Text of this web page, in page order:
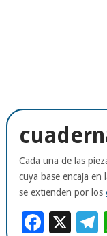
Cada una de las
cuya base encaja en
se extienden por los
X